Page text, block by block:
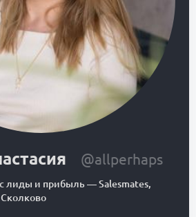
@allperhaps
лиды и прибыль—Salesmates,